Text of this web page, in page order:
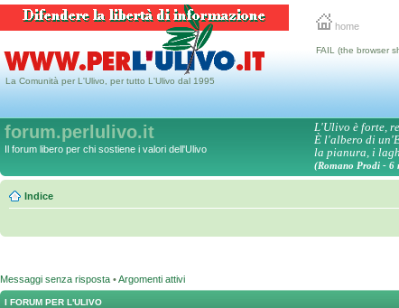
home
La Comunità per L'Ulivo, per tutto L'Ulivo dal 1995
FAIL (the browser
forum.perlulivo.it
Il forum libero per chi sostiene i valori dell'Ulivo
L'Ulivo è forte,
È l'albero di
la pianura, i
(Romano Prodi - 6
Indice
Messaggi senza risposta •Argomenti attivi
I FORUM PER L'ULIVO